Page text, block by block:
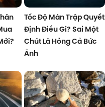
Tốc Độ Màn Trập Quyết
Định Điều Gì? Sai Một
Chút Là Hỏng Cả Bức
Ảnh